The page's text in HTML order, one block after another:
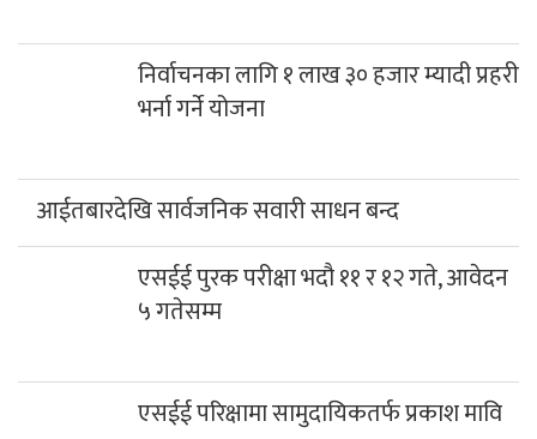
निर्वाचनका लागि १ लाख ३० हजार म्यादी प्रहरी
भर्ना गर्ने योजना
आईतबारदेखि सार्वजनिक सवारी साधन बन्द
एसईई पुरक परीक्षा भदौ ११ र १२ गते, आवेदन
५ गतेसम्म
एसईई परिक्षामा सामुदायिकतर्फ प्रकाश मावि